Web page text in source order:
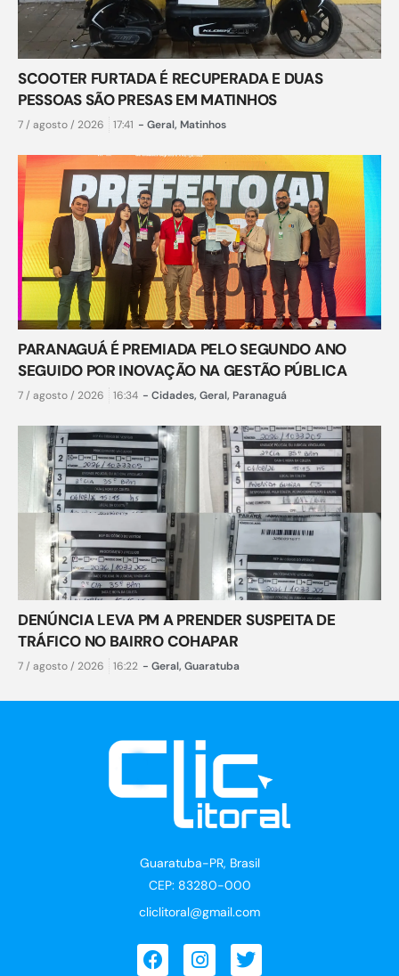
SCOOTER FURTADA É RECUPERADA E DUAS
PESSOAS SÃO PRESAS EM MATINHOS
7 / agosto / 2026 17:41 - Geral, Matinhos
PARANAGUÁ É PREMIADA PELO SEGUNDO ANO
SEGUIDO POR INOVAÇÃO NA GESTÃO PÚBLICA
7 / agosto / 2026 16:34 - Cidades, Geral, Paranaguá
DENÚNCIA LEVA PM A PRENDER SUSPEITA DE
TRÁFICO NO BAIRRO COHAPAR
7 / agosto / 2026 16:22 - Geral, Guaratuba
Guaratuba-PR, Brasil
CEP: 83280-000
cliclitoral@gmail.com